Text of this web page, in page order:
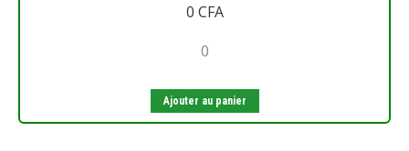
0 CFA
0
Ajouter au panier